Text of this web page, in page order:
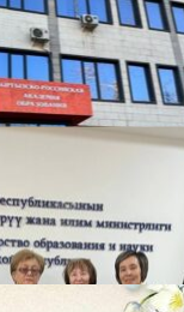
В
и начального
13.07.2026
КЫРГЫЗКО-
10.07.2026
Медиа
СУЗАКТА 750